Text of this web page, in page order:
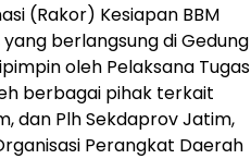
(Rakor) Kesiapan BBM
berlangsung di Gedung
oleh Pelaksana Tugas
berbagai pihak terkait
dan Plh Sekdaprov Jatim,
Perangkat Daerah